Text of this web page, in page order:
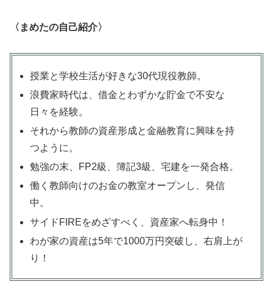
〈まめたの自己紹介〉
授業と学校生活が好きな30代現役教師。
浪費家時代は、借金とわずかな貯金で不安な
日々を経験。
それから教師の資産形成と金融教育に興味を持
つように。
勉強の末、FP2級、簿記3級、宅建を一発合格。
働く教師向けのお金の教室オープンし、発信
中。
サイドFIREをめざすべく、資産家へ転身中！
わが家の資産は5年で1000万円突破し、右肩上が
り！